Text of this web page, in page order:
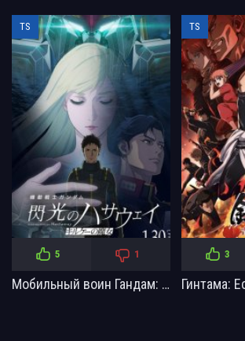
TS
5 1
Мобильный воин Гандам: Вспышка Хэтэуэй — Колдунья Кирка (2026)
TS
3